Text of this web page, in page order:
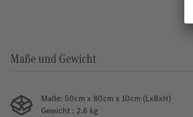
Maße und Gewicht
Maße: 50cm x 80cm x 10cm (LxBxH)
Gewicht : 2.6 kg